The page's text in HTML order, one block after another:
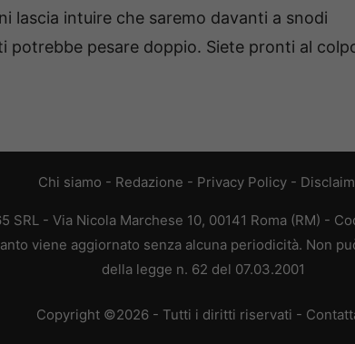
lascia intuire che saremo davanti a snodi
pesare doppio. Siete pronti al
Chi siamo - Redazione - Privacy Policy -
SRL - Via Nicola Marchese 10, 00141 Roma (RM) -
viene aggiornato senza alcuna periodicità. Non
della legge n. 62 del 07.03.2001
Copyright ©2026 - Tutti i diritti riservati -